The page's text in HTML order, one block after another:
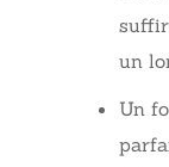
un
Un